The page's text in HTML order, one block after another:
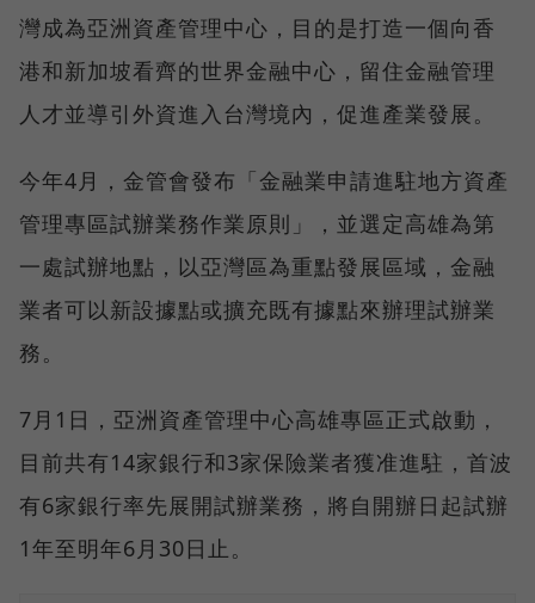
灣成為亞洲資產管理中心，目的是打造一個向香
港和新加坡看齊的世界金融中心，留住金融管理
人才並導引外資進入台灣境內，促進產業發展。
今年4月，金管會發布「金融業申請進駐地方資產
管理專區試辦業務作業原則」，並選定高雄為第
一處試辦地點，以亞灣區為重點發展區域，金融
業者可以新設據點或擴充既有據點來辦理試辦業
務。
7月1日，亞洲資產管理中心高雄專區正式啟動，
目前共有14家銀行和3家保險業者獲准進駐，首波
有6家銀行率先展開試辦業務，將自開辦日起試辦
1年至明年6月30日止。